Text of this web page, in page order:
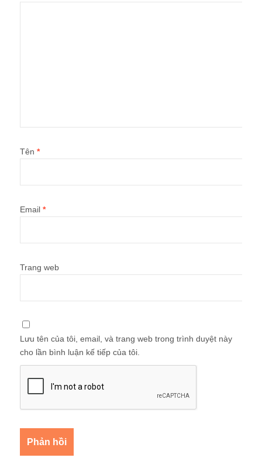
Tên *
Email *
Trang web
Lưu tên của tôi, email, và trang web trong trình duyệt này
cho lần bình luận kế tiếp của tôi.